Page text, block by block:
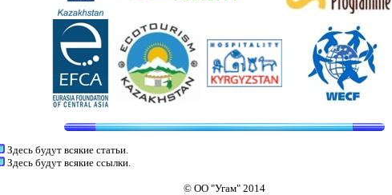
Здесь будут всякие статьи.
Здесь будут всякие ссылки.
© ОО "Угам" 2014